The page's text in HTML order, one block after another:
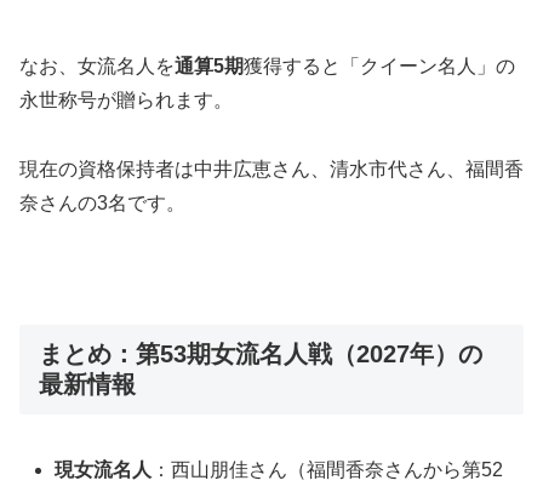
なお、女流名人を通算5期獲得すると「クイーン名人」の
永世称号が贈られます。
現在の資格保持者は中井広恵さん、清水市代さん、福間香
奈さんの3名です。
まとめ：第53期女流名人戦（2027年）の
最新情報
現女流名人 ：西山朋佳さん（福間香奈さんから第52